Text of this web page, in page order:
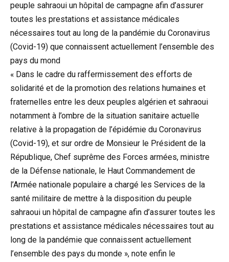
peuple sahraoui un hôpital de campagne afin d’assurer
toutes les prestations et assistance médicales
nécessaires tout au long de la pandémie du Coronavirus
(Covid-19) que connaissent actuellement l’ensemble des
pays du mond
« Dans le cadre du raffermissement des efforts de
solidarité et de la promotion des relations humaines et
fraternelles entre les deux peuples algérien et sahraoui
notamment à l’ombre de la situation sanitaire actuelle
relative à la propagation de l’épidémie du Coronavirus
(Covid-19), et sur ordre de Monsieur le Président de la
République, Chef suprême des Forces armées, ministre
de la Défense nationale, le Haut Commandement de
l’Armée nationale populaire a chargé les Services de la
santé militaire de mettre à la disposition du peuple
sahraoui un hôpital de campagne afin d’assurer toutes les
prestations et assistance médicales nécessaires tout au
long de la pandémie que connaissent actuellement
l’ensemble des pays du monde », note enfin le